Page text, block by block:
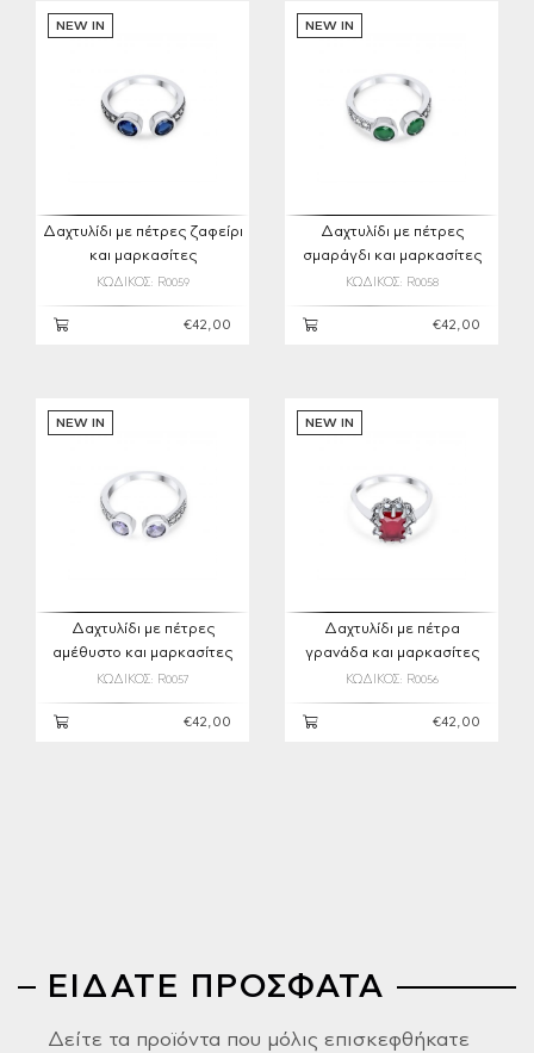
NEW IN
Δαχτυλίδι με πέτρες ζαφείρι
και μαρκασίτες
ΚΩΔΙΚΟΣ: R0059
€42,00
NEW IN
Δαχτυλίδι με πέτρες
σμαράγδι και μαρκασίτες
ΚΩΔΙΚΟΣ: R0058
€42,00
NEW IN
Δαχτυλίδι με πέτρες
αμέθυστο και μαρκασίτες
ΚΩΔΙΚΟΣ: R0057
€42,00
NEW IN
Δαχτυλίδι με πέτρα
γρανάδα και μαρκασίτες
ΚΩΔΙΚΟΣ: R0056
€42,00
ΕΙΔΑΤΕ ΠΡΟΣΦΑΤΑ
Δείτε τα προϊόντα που μόλις επισκεφθήκατε